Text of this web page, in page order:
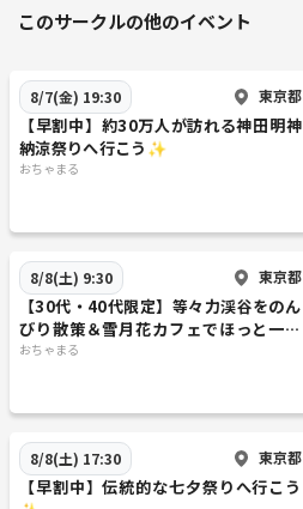
このサークルの他のイベント
8/7(金) 19:30 東京都
【早割中】約30万人が訪れる神田明神
納涼祭りへ行こう✨
おちゃまる
8/8(土) 9:30 東京都
【30代・40代限定】等々力渓谷をのん
びり散策＆雪月花カフェでほっと一息
🍰☕️
おちゃまる
8/8(土) 17:30 東京都
【早割中】伝統的な七夕祭りへ行こう